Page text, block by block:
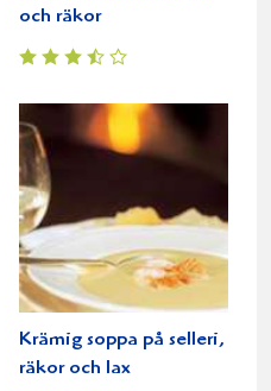
och räkor
Krämig soppa på selleri,
räkor och lax